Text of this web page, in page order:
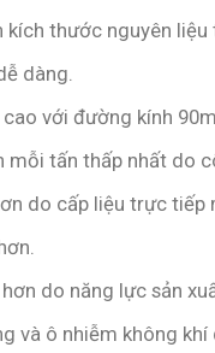
kích thước nguyên
dàng.
với đường kính
mỗi tấn thấp nhất do
do cấp liệu trực tiếp
do năng lực sản
và ô nhiễm không